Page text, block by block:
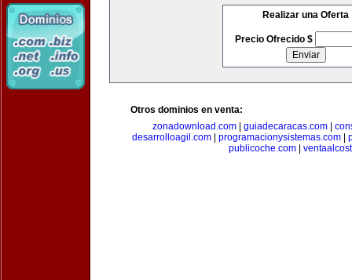
Realizar una Oferta
Precio Ofrecido $
Otros dominios en venta:
zonadownload.com
guiadecaracas.com
desarrolloagil.com
programacionysistemas.com
publicoche.com